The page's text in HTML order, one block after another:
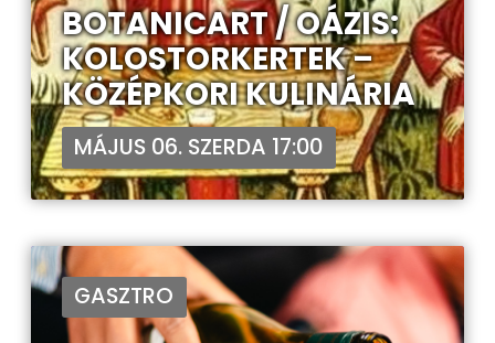
BOTANICART / OÁZIS:
KOLOSTORKERTEK –
KÖZÉPKORI KULINÁRIA
MÁJUS 06. SZERDA 17:00
GASZTRO